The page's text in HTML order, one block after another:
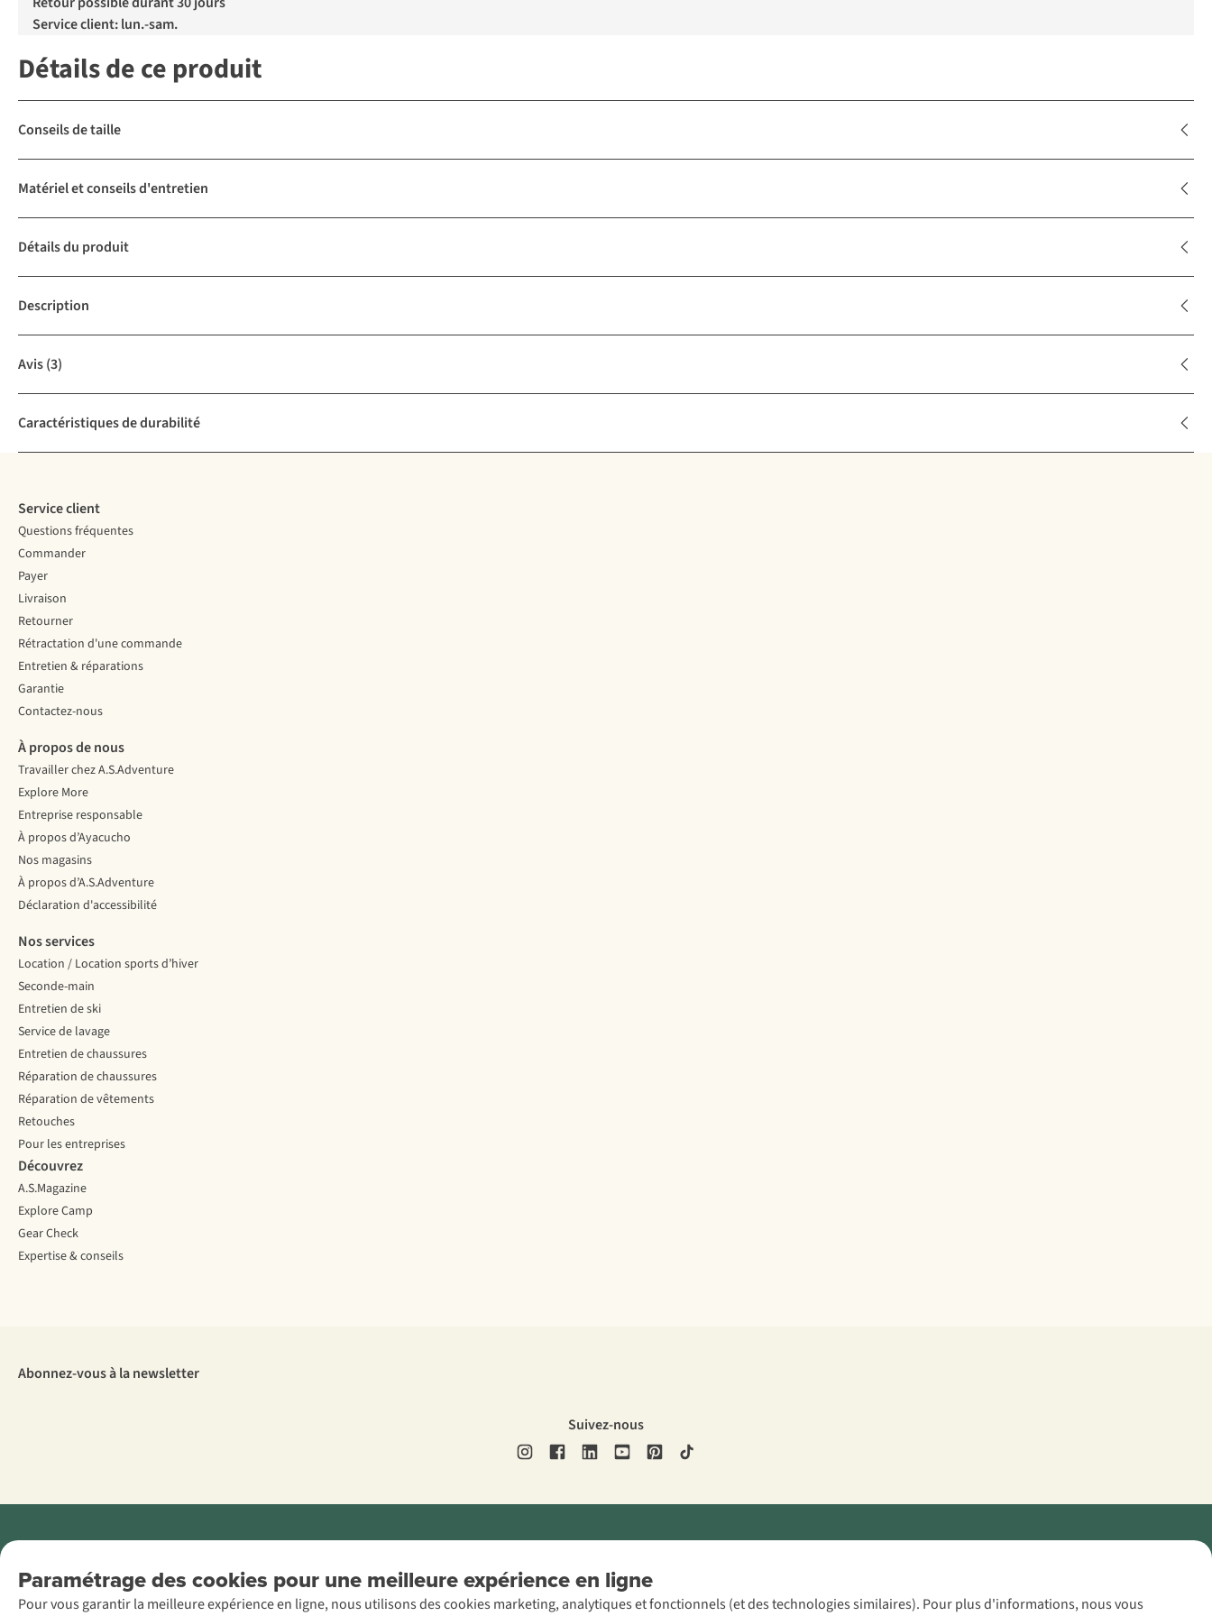
Service client: lun.-sam.
Détails de ce produit
Conseils de taille
Matériel et conseils d'entretien
Détails du produit
Description
Avis(3)
Caractéristiques de durabilité
Paramétrage des cookies pour une meilleure expérience en ligne
Pour vous garantir la meilleure expérience en ligne, nous utilisons des cookies marketing, analytiques et fonctionnels (et des technologies similaires). Pour plus d'informations, nous vous
Service client
Questions fréquentes
Commander
Payer
Livraison
Retourner
Rétractation d'une commande
Entretien & réparations
Garantie
Contactez-nous
À propos de nous
Travailler chez A.S.Adventure
Explore More
Entreprise responsable
À propos d’Ayacucho
Nos magasins
À propos d’A.S.Adventure
Déclaration d'accessibilité
Nos services
Location / Location sports d’hiver
Seconde-main
Entretien de ski
Service de lavage
Entretien de chaussures
Réparation de chaussures
Réparation de vêtements
Retouches
Pour les entreprises
Découvrez
A.S.Magazine
Explore Camp
Gear Check
Expertise & conseils
Abonnez-vous à la newsletter
Suivez-nous
AS Adventure
France SAS,